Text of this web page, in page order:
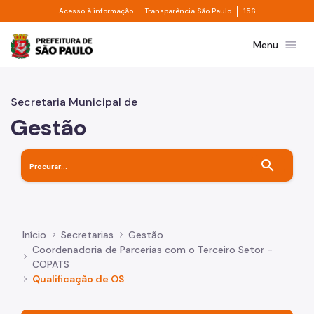
Pular para o Conteúdo principal
Acesso à informação Divisor de acesso à informação
Transparência São Paulo Divisor de
156
Prefeitura de São PauloMenu menu
Secretaria Municipal de
Gestão
search
Início Secretarias
Gestão
Coordenadoria de Parcerias com o Terceiro Setor -
COPATS
Qualificação de OS